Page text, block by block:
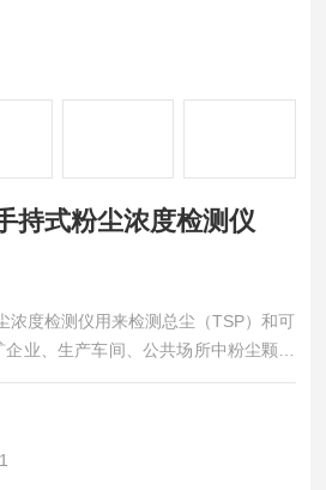
持式粉尘浓度检测仪
浓度检测仪用来检测总尘（TSP）和可
业、生产车间、公共场所中粉尘颗粒
的浓度检测及超标报警（附带温湿度检
快，灵敏度高，稳定性好，重量轻，
显示，交直流两用等特点。